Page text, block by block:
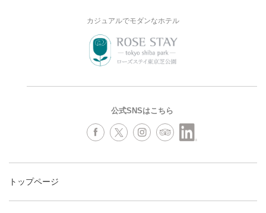
カジュアルでモダンなホテル
公式SNSはこちら
トップページ